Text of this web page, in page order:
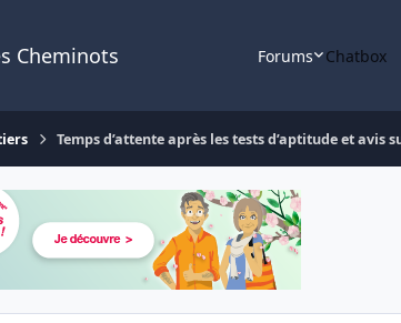
Cheminots Forums Chatbox
Temps d’attente après les tests d’aptitude et avis